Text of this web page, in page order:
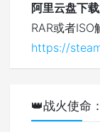
阿里云盘下
RAR或者ISO
https://
👑战火使命